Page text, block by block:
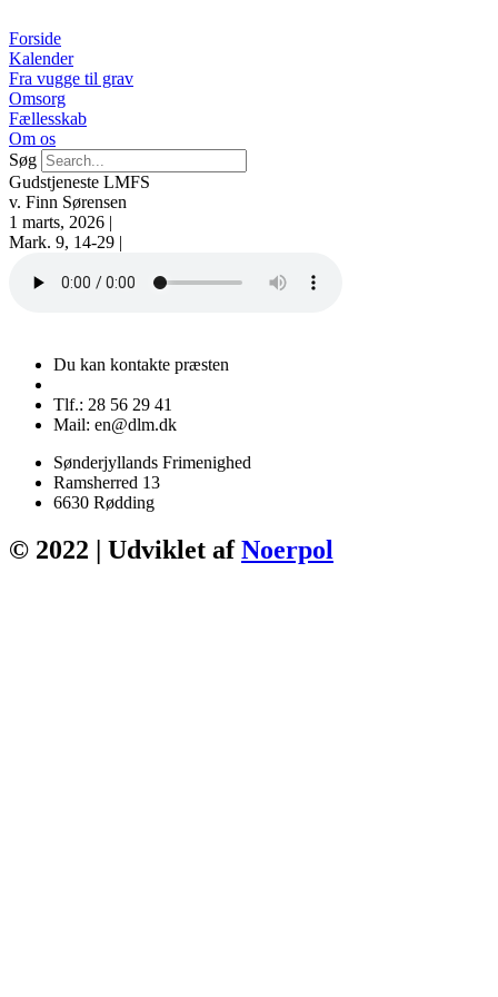
til
indhold
Forside
Kalender
Fra vugge til grav
Omsorg
Fællesskab
Om os
Søg
Gudstjeneste LMFS
v. Finn Sørensen
1 marts, 2026 |
Mark. 9, 14-29 |
Du kan kontakte præsten
Tlf.: 28 56 29 41
Mail: en@dlm.dk
Sønderjyllands Frimenighed
Ramsherred 13
6630 Rødding
© 2022 | Udviklet afNoerpol